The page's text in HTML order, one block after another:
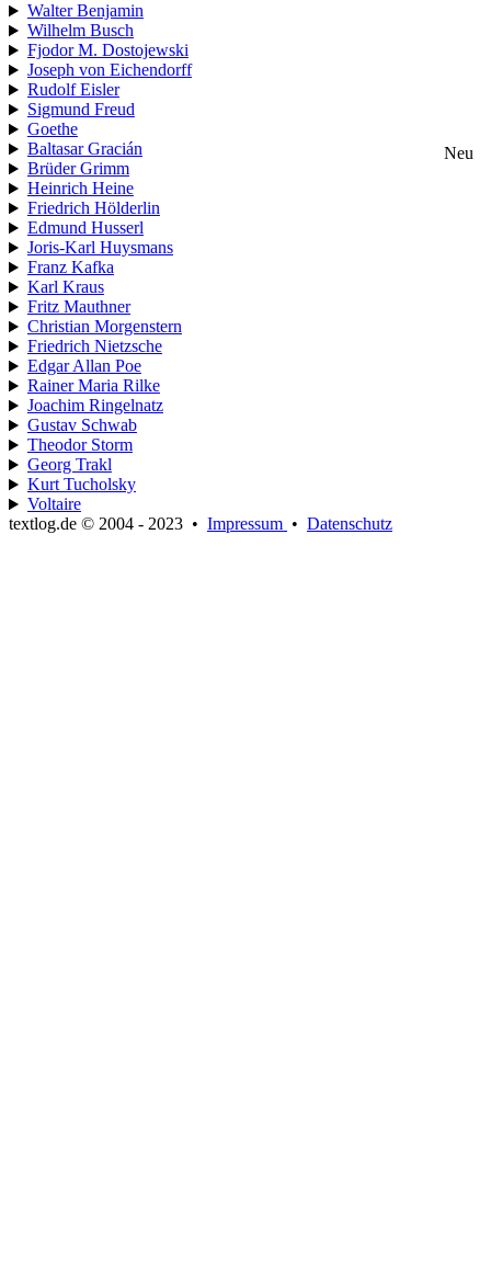
Walter Benjamin
Wilhelm Busch
Fjodor M. Dostojewski
Joseph von Eichendorff
Rudolf Eisler
Sigmund Freud
Goethe
Baltasar Gracián
Neu
Brüder Grimm
Heinrich Heine
Friedrich Hölderlin
Edmund Husserl
Joris-Karl Huysmans
Franz Kafka
Karl Kraus
Fritz Mauthner
Christian Morgenstern
Friedrich Nietzsche
Edgar Allan Poe
Rainer Maria Rilke
Joachim Ringelnatz
Gustav Schwab
Theodor Storm
Georg Trakl
Kurt Tucholsky
Voltaire
textlog.de © 2004 - 2023 • Impressum • Datenschutz